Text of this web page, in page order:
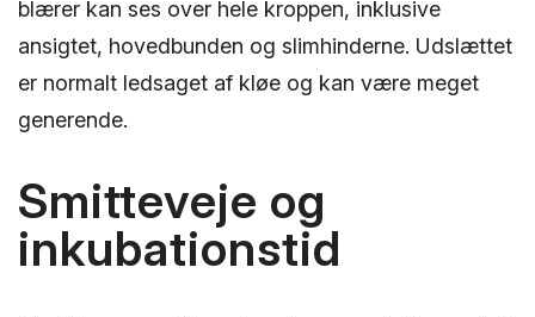
blærer kan ses over hele kroppen, inklusive
ansigtet, hovedbunden og slimhinderne. Udslættet
er normalt ledsaget af kløe og kan være meget
generende.
Smitteveje og
inkubationstid